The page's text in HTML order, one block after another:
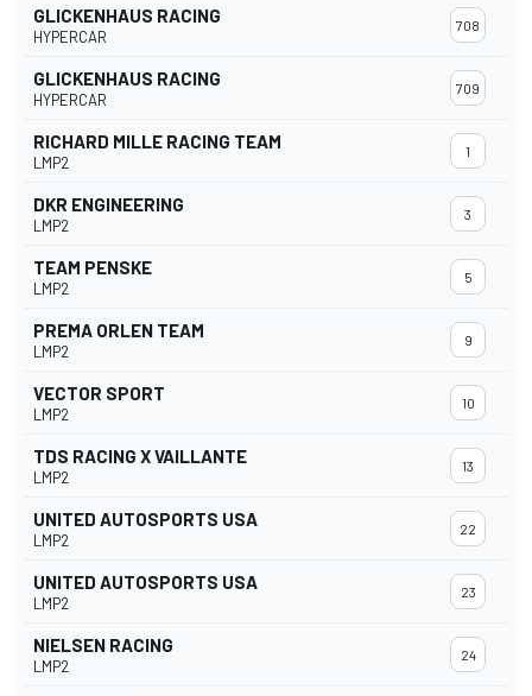
GLICKENHAUS RACING
HYPERCAR
708
GLICKENHAUS RACING
HYPERCAR
709
RICHARD MILLE RACING TEAM
LMP2
1
DKR ENGINEERING
LMP2
3
TEAM PENSKE
LMP2
5
PREMA ORLEN TEAM
LMP2
9
VECTOR SPORT
LMP2
10
TDS RACING X VAILLANTE
LMP2
13
UNITED AUTOSPORTS USA
LMP2
22
UNITED AUTOSPORTS USA
LMP2
23
NIELSEN RACING
LMP2
24